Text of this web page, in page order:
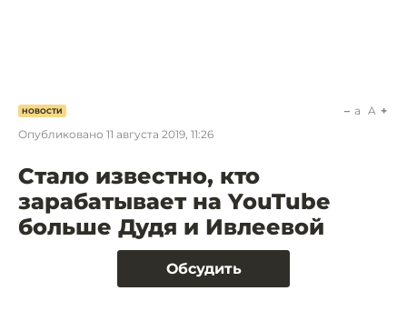
НОВОСТИ
Опубликовано 11 августа 2019, 11:26
a A
Стало известно, кто
зарабатывает на YouTube
больше Дудя и Ивлеевой
Обсудить